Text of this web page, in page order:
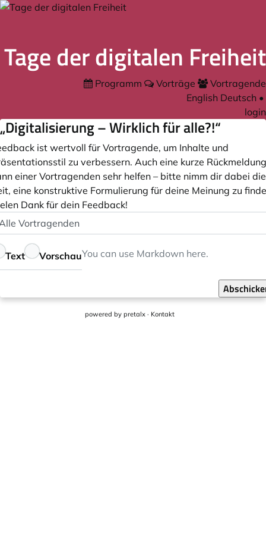
Tage der digitalen Freiheit
Programm Vorträge
Vortragende
English Deutsch •
login
„Digitalisierung – Wirklich für alle?!“
ist wertvoll für Vortragende, um Inhalte und
zu verbessern. Auch eine kurze Rückmeldung
einer Vortragenden sehr helfen – bitte nimm dir dabei die
eine konstruktive Formulierung für deine Meinung zu
Dank für dein Feedback!
Text VorschauYou can use Markdown here.
powered by pretalx· Kontakt